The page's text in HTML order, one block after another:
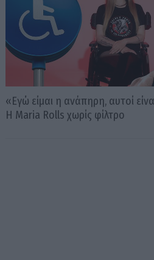
«Εγώ είμαι η ανάπηρη, αυτοί
Η Maria Rolls χωρίς φίλτρο